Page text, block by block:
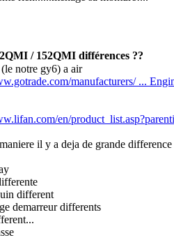
/ 152QMI différences ??
notre gy6) a air
manufacturers/ ...
en/
il y a deja de grande
different
demarreur differents